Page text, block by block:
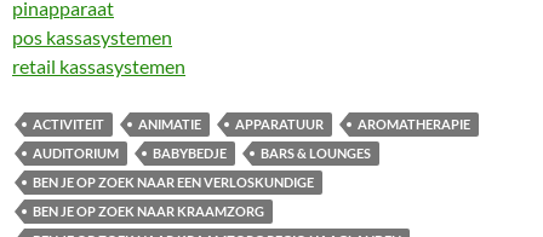
pinapparaat
pos kassasystemen
retail kassasystemen
ACTIVITEIT ANIMATIE APPARATUUR
AROMATHERAPIE
AUDITORIUM
BABYBEDJE
BARS & LOUNGES
BEN JE OP ZOEK NAAR EEN VERLOSKUNDIGE
BEN JE OP ZOEK NAAR KRAAMZORG